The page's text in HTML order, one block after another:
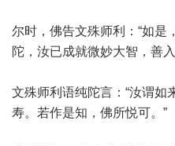
尔时，佛告文殊师利：“如是
陀，汝已成就微妙大智，善
文殊师利语纯陀言：“汝谓如
寿。若作是知，佛所悦可。”